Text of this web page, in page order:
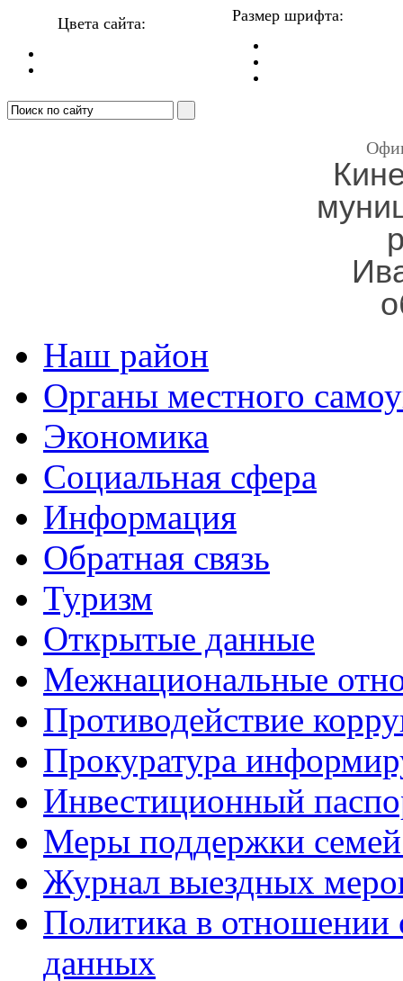
Цвета сайта: Размер шрифта:
Наш район
Органы местного
Экономика
Социальная сфера
Информация
Обратная связь
Туризм
Открытые данные
Межнациональные
Противодействие
Прокуратура
Инвестиционный
Меры поддержки
Журнал выездных
Политика в отношении
данных